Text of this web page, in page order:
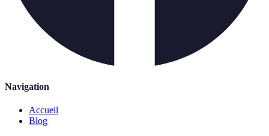
Navigation
Accueil
Blog